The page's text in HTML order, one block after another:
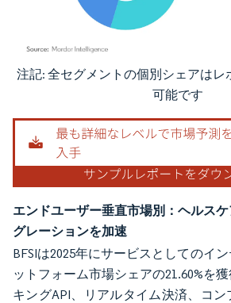
画像 © Mordor Intelligence。再利用にはCC BY
注記: 全セグメントの個別シェアはレ
可能です
エンドユーザー垂直市場別：ヘルス
グレーションを加速
BFSIは2025年にサービスとしてのイ
ットフォーム市場シェアの21.60%を
キングAPI、リアルタイム決済、コ